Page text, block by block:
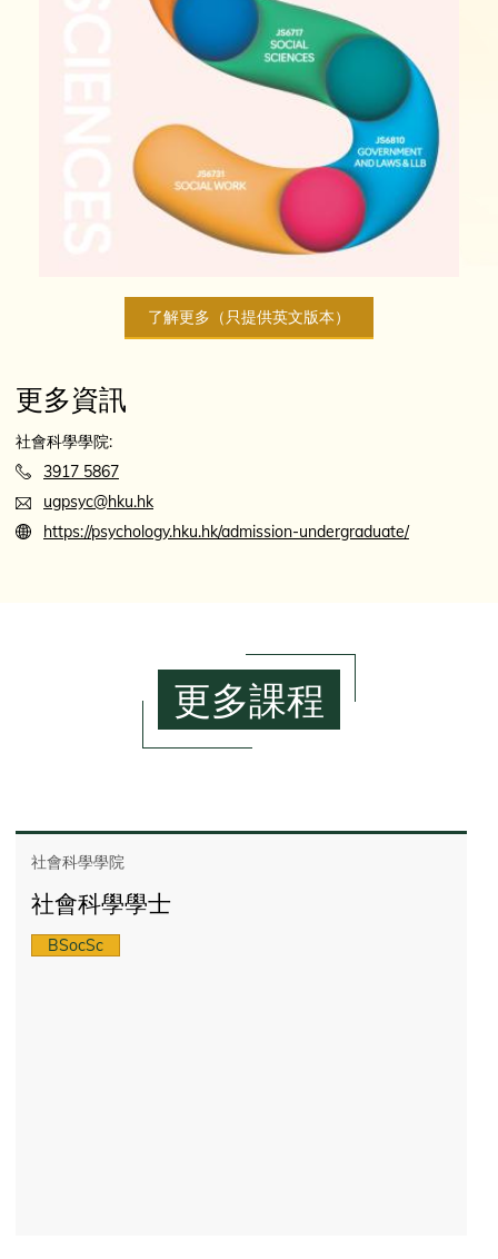
了解更多（只提供英文版本）
更多資訊
社會科學學院:
3917 5867
ugpsyc@hku.hk
https://psychology.hku.hk/admission-undergraduate/
更多課程
社會科學學院
社會科學學士
BSocSc